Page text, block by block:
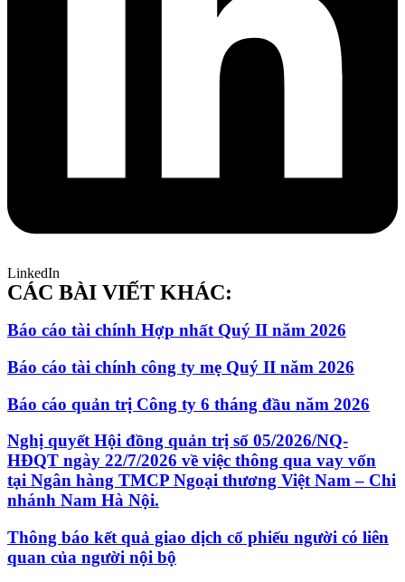
LinkedIn
CÁC BÀI VIẾT KHÁC:
Báo cáo tài chính Hợp nhất Quý II năm 2026
Báo cáo tài chính công ty mẹ Quý II năm 2026
Báo cáo quản trị Công ty 6 tháng đầu năm 2026
Nghị quyết Hội đồng quản trị số 05/2026/NQ-
HĐQT ngày 22/7/2026 về việc thông qua vay vốn
tại Ngân hàng TMCP Ngoại thương Việt Nam – Chi
nhánh Nam Hà Nội.
Thông báo kết quả giao dịch cổ phiếu người có liên
quan của người nội bộ